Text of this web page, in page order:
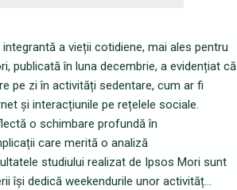
a vieții cotidiene, mai ales pentru
publicată în luna decembrie, a evidențiat că
pe zi în activități sedentare, cum ar fi
și interacțiunile pe rețelele sociale.
o schimbare profundă în
care merită o analiză
studiului realizat de Ipsos Mori sunt
își dedică weekendurile unor activităț...